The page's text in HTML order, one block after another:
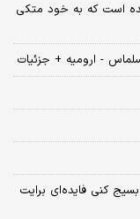
است که به خود متکی
کنی فایده‌ای برایت